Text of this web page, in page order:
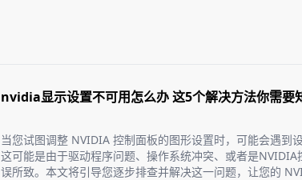
nvidia显示设置不可用怎么办 这5个解决方法你需要
当您试图调整 NVIDIA 控制面板的图形设置时，可能会遇到
这可能是由于驱动程序问题、操作系统冲突、或者是NVIDIA
误所致。本文将引导您逐步排查并解决这一问题，让您的